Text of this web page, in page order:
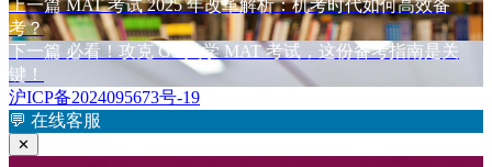
文
章
导
航
上一篇上
篇
文
MAT 考试 2025 年改革解析：机考时代如何高效备
考？
下一篇 下
文
章：
必看！攻克 G5 入学 MAT 考试，这份备考指南是关
键！
沪ICP备2024095673号-19
💬 在线客服
✕